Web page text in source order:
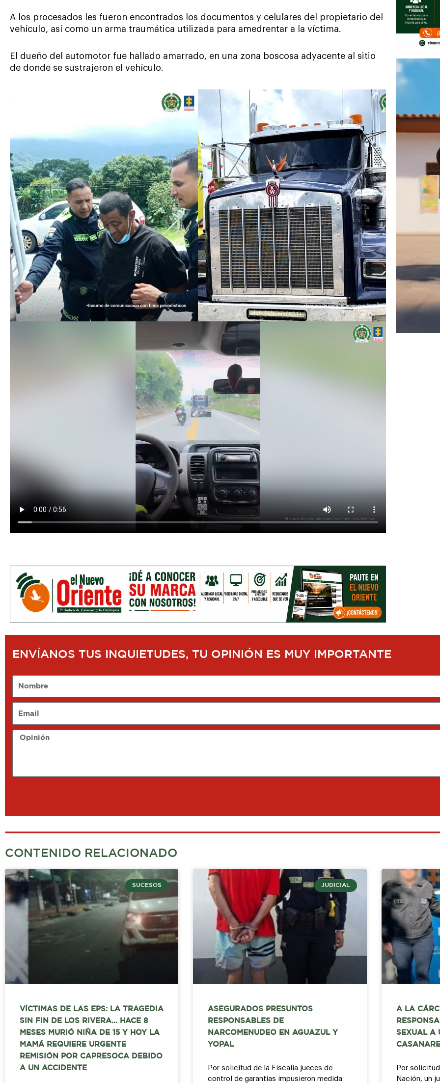
A los procesados les fueron encontrados los documentos y celulares del propietario del
vehículo, así como un arma traumática utilizada para amedrentar a la víctima.
El dueño del automotor fue hallado amarrado, en una zona boscosa adyacente al sitio
de donde se sustrajeron el vehículo.
ENVÍANOS TUS INQUIETUDES, TU OPINIÓN ES MUY IMPORTANTE
Opinión
CONTENIDO RELACIONADO
SUCESOS
VÍCTIMAS DE LAS EPS: LA TRAGEDIA
SIN FIN DE LOS RIVERA… HACE 8
MESES MURIÓ NIÑA DE 15 Y HOY LA
MAMÁ REQUIERE URGENTE
REMISIÓN POR CAPRESOCA DEBIDO
A UN ACCIDENTE
JUDICIAL
ASEGURADOS PRESUNTOS
RESPONSABLES DE
NARCOMENUDEO EN AGUAZUL Y
YOPAL
Por solicitud de la Fiscalía jueces de
control de garantías impusieron medida
A LA
SEXUAL A
CASANARE
Por
Nación, un